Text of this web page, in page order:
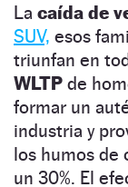
La caída de
SUV, esos
triunfan en
WLTP de
formar un
industria y
los humos de
un 30%. El